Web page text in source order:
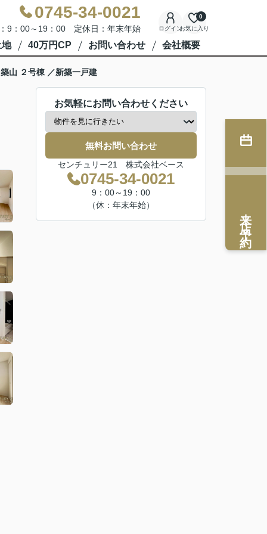
0745-34-0021
9：00～19：00 定休日：年末年始 ログインお気に入り
0
地 40万円CP お問い合わせ 会社概要
山 ２号棟 ／新築一戸建
お気軽にお問い合わせください
無料お問い合わせ
センチュリー21 株式会社ベース
0745-34-0021
9：00～19：00
（休：年末年始）
来店予約